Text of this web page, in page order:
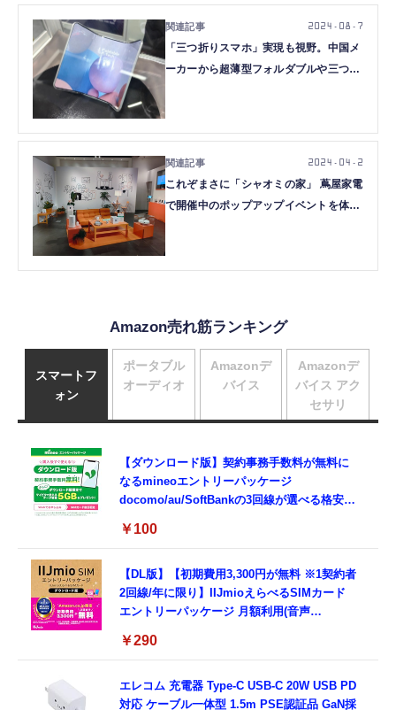
「三つ折りスマホ」実現も視野。中国メ
ーカーから超薄型フォルダブルや三つ折
2024.08.7
これぞまさに「シャオミの家」 蔦屋家電
で開催中のポップアップイベントを体験
2024.04.2
Amazon売れ筋ランキング
スマートフ
ォン
【ダウンロード版】契約事務手数料が無料に
なるmineoエントリーパッケージ
docomo/au/SoftBankの3回線が選べる格安
￥100
【DL版】【初期費用3,300円が無料 ※1契約者
2回線/年に限り】IIJmioえらべるSIMカード
エントリーパッケージ 月額利用(音声
プリペイド)[ドコモ回線]IM-B327
￥290
エレコム 充電器 Type-C USB-C 20W USB PD
対応 ケーブル一体型 1.5m PSE認証品 GaN採
ポータブル
オーディオ
Amazonデ
バイス
Amazonデ
バイス アク
セサリ